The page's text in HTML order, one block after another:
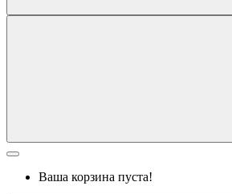
Ваша корзина пуста!